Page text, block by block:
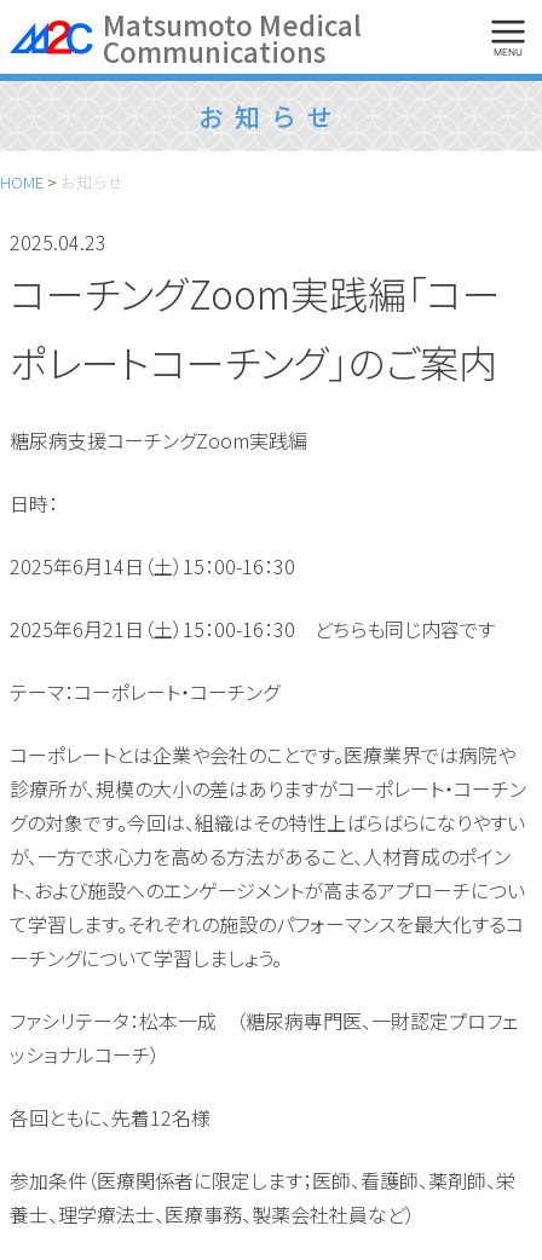
Skip
to
content
Matsumoto Medical
Communications MENU
お知らせ
HOME > お知らせ
2025.04.23
コーチングZoom実践編「コー
ポレートコーチング」のご案内
糖尿病支援コーチングZoom実践編
日時：
2025年6月14日（土） 15：00-16：30
2025年6月21 日（土） 15：00-16：30 どちらも同じ内容です
テーマ：コーポレート・コーチング
コーポレートとは企業や会社のことです。医療業界では病院や
診療所が、規模の大小の差はありますがコーポレート・コーチン
グの対象です。今回は、組織はその特性上ばらばらになりやすい
が、一方で求心力を高める方法があること、人材育成のポイン
ト、および施設へのエンゲージメントが高まるアプローチについ
て学習します。それぞれの施設のパフォーマンスを最大化するコ
ーチングについて学習しましょう。
ファシリテータ：松本一成 （糖尿病専門医、一財認定プロフェ
ッショナルコーチ）
各回ともに、先着12名様
参加条件（医療関係者に限定します；医師、看護師、薬剤師、栄
養士、理学療法士、医療事務、製薬会社社員など）